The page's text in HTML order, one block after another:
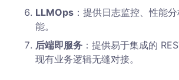
LLMOps ：提供日志监控、性能
能。
后端即服务 ：提供易于集成的
现有业务逻辑无缝对接。